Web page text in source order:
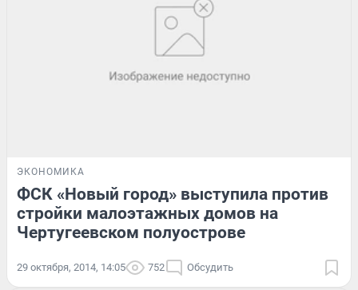
ЭКОНОМИКА
ФСК «Новый город» выступила против
стройки малоэтажных домов на
Чертугеевском полуострове
29 октября, 2014, 14:05 752 Обсудить